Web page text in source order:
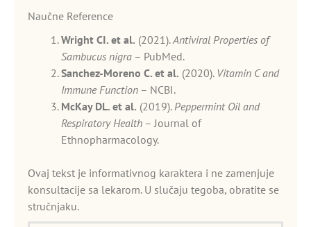
Naučne Reference
Wright CI. et al. (2021).Antiviral Properties of
Sambucus nigra – PubMed.
Sanchez-Moreno C. et al. (2020). Vitamin C and
Immune Function – NCBI.
McKay DL. et al. (2019).Peppermint Oil and
Respiratory Health – Journal of
Ethnopharmacology.
Ovaj tekst je informativnog karaktera i ne zamenjuje
konsultacije sa lekarom. U slučaju tegoba, obratite se
stručnjaku.